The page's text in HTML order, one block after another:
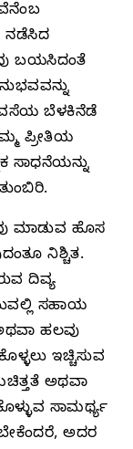
ನಡೆಸಿದ
ಬಯಸಿದಂತೆ
ಬೆಳಕಿನೆಡೆ
ಪ್ರೀತಿಯ
ಸಾಧನೆಯನ್ನು
ಮಾಡುವ ಹೊಸ
ನಿಶ್ಚಿತ.
ದಿವ್ಯ
ಸಹಾಯ
ಹಲವು
ಇಚ್ಚಿಸುವ
ಅಥವಾ
ಸಾಮರ್ಥ್ಯ
ಅದರ